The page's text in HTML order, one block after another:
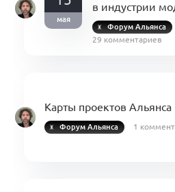
мая
в индустрии
Форум Альянса
29 комментариев
Карты проектов Альянса
Форум Альянса 1